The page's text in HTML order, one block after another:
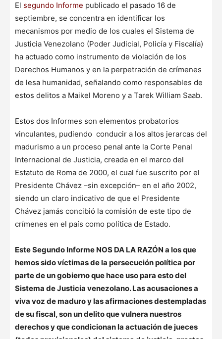
El segundo Informe publicado el pasado 16 de
septiembre, se concentra en identificar los
mecanismos por medio de los cuales el Sistema de
Justicia Venezolano (Poder Judicial, Policía y Fiscalía)
ha actuado como instrumento de violación de los
Derechos Humanos y en la perpetración de crímenes
de lesa humanidad, señalando como responsables de
estos delitos a Maikel Moreno y a Tarek William Saab.
Estos dos Informes son elementos probatorios
vinculantes, pudiendo conducir a los altos jerarcas del
madurismo a un proceso penal ante la Corte Penal
Internacional de Justicia, creada en el marco del
Estatuto de Roma de 2000, el cual fue suscrito por el
Presidente Chávez –sin excepción– en el año 2002,
siendo un claro indicativo de que el Presidente
Chávez jamás concibió la comisión de este tipo de
crímenes en el país como política de Estado.
Este Segundo Informe NOS DA LA RAZÓN a los que
hemos sido víctimas de la persecución política por
parte de un gobierno que hace uso para esto del
Sistema de Justicia venezolano. Las acusaciones a
viva voz de maduro y las afirmaciones destempladas
de su fiscal, son un delito que vulnera nuestros
derechos y que condicionan la actuación de jueces